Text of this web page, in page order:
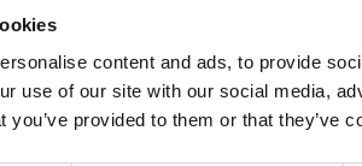
content and ads, to provide
use of our site with our social media,
you’ve provided to them or that they’ve
Sotheby's Internation Realty est une